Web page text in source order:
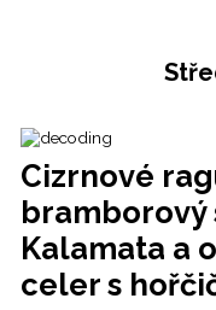
Cizrnové
bramborový
Kalamata a
celer s